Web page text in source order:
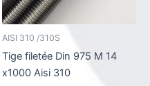
AISI 310 /310S
Tige filetée Din 975 M 14
x1000 Aisi 310